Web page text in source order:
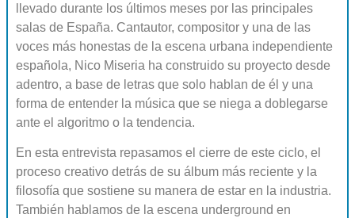
llevado durante los últimos meses por las principales
salas de España. Cantautor, compositor y una de las
voces más honestas de la escena urbana independiente
española, Nico Miseria ha construido su proyecto desde
adentro, a base de letras que solo hablan de él y una
forma de entender la música que se niega a doblegarse
ante el algoritmo o la tendencia.
En esta entrevista repasamos el cierre de este ciclo, el
proceso creativo detrás de su álbum más reciente y la
filosofía que sostiene su manera de estar en la industria.
También hablamos de la escena underground en